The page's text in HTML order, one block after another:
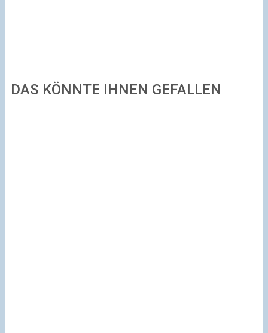
DAS KÖNNTE IHNEN GEFALLEN